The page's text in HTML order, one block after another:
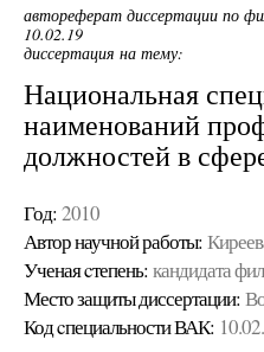
автореферат диссертации по
10.02.19
диссертация на тему:
Национальная
наименований
должностей в
Год: 2010
Автор научной работы:
Ученая cтепень: кандидата
Место защиты диссертации:
Код cпециальности ВАК: